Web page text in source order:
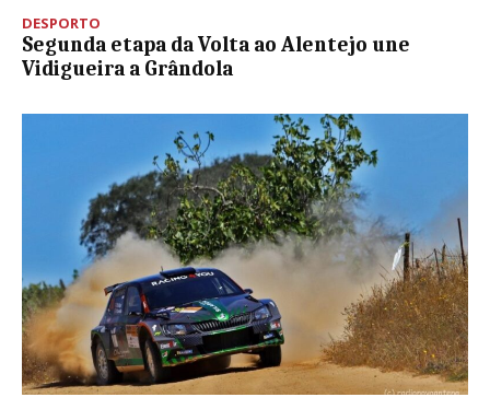
DESPORTO
Segunda etapa da Volta ao Alentejo une
Vidigueira a Grândola